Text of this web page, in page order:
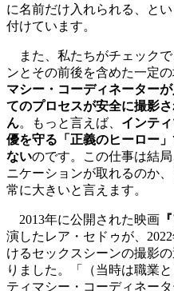
に名前だけ入れられる、と
付けています。
また、私たちがチェック
ンとその前後を含めた一定の
マシー・コーディネーター
てのプロセスが安全に撮影
ん。もっと言えば、 インテ
優を守る「正義のヒーロー
ないのです。この仕事は結
ニケーションが取れるのか
常に大きいと言えます。
2013年に公開された映画
演したレア・セドゥが、
けるセックスシーンの撮影
りました。「（当時は職業
ティマシー・コーディネー